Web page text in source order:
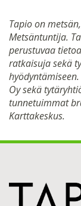
Tapio on
Metsäntuntija.
perustuvaa
ratkaisuja sekä
Oy sekä
tunnetuimmat
Karttakeskus.